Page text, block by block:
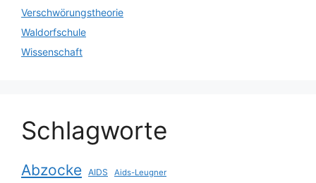
Verschwörungstheorie
Waldorfschule
Wissenschaft
Schlagworte
Abzocke AIDS Aids-Leugner